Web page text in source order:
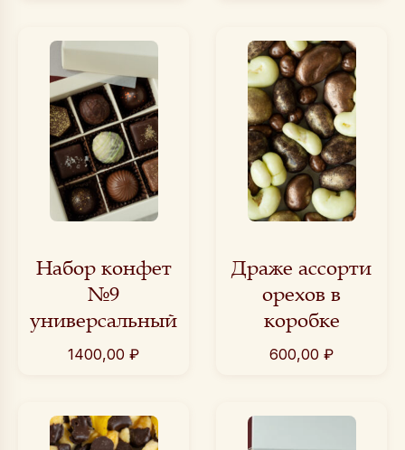
Набор конфет
№9
универсальный
1400,00 ₽
Драже ассорти
орехов в
коробке
600,00 ₽